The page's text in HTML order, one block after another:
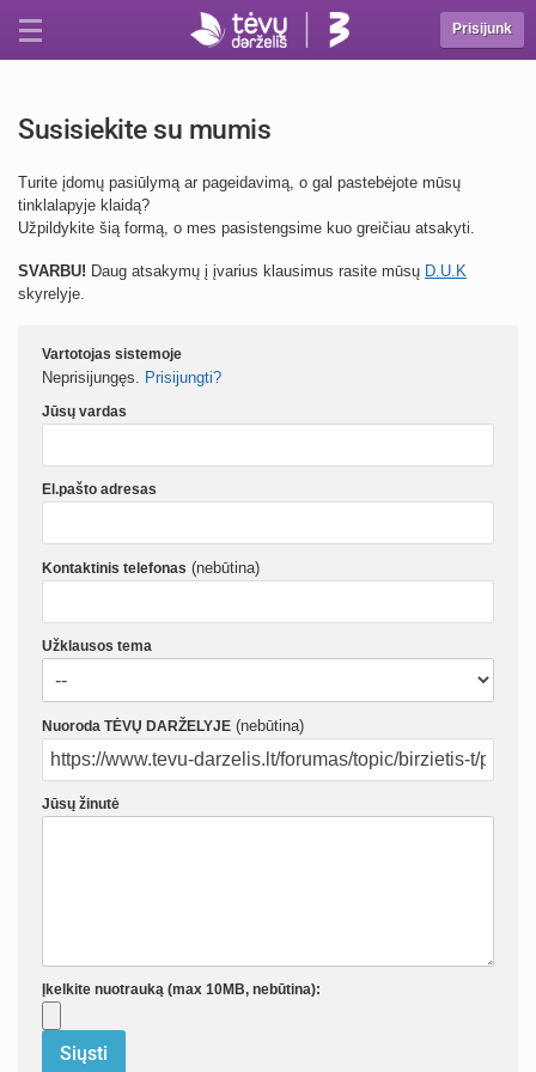
Prisijunk
Susisiekite su mumis
Turite įdomų pasiūlymą ar pageidavimą, o gal pastebėjote mūsų
tinklalapyje klaidą?
Užpildykite šią formą, o mes pasistengsime kuo greičiau atsakyti.
SVARBU! Daug atsakymų į įvarius klausimus rasite mūsų D.U.K
skyrelyje.
Vartotojas sistemoje
Neprisijungęs. Prisijungti?
Jūsų vardas
El.pašto adresas
Kontaktinis telefonas (nebūtina)
Užklausos tema
Nuoroda TĖVŲ DARŽELYJE (nebūtina)
Jūsų žinutė
Įkelkite nuotrauką (max 10MB, nebūtina):